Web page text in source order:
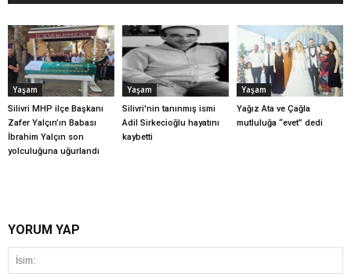
Yaşam
Silivri MHP ilçe Başkanı
Zafer Yalçın’ın Babası
İbrahim Yalçın son
yolculuğuna uğurlandı
Yaşam
Silivri'nin tanınmış ismi
Adil Sirkecioğlu hayatını
kaybetti
Yaşam
Yağız Ata ve Çağla
mutluluğa “evet” dedi
YORUM YAP